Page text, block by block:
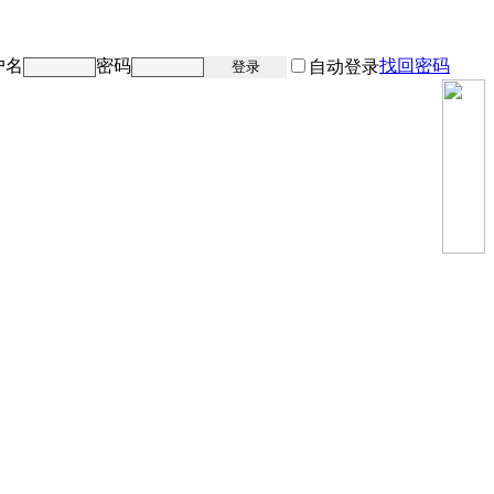
名 密码 登录 自动登录找回密码